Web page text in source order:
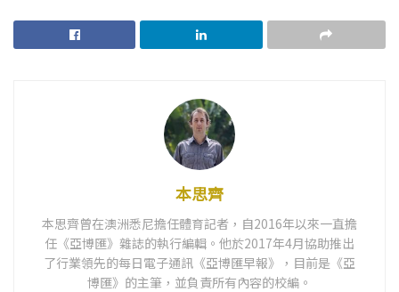
本思齊
本思齊曾在澳洲悉尼擔任體育記者，自2016年以來一直擔
任《亞博匯》雜誌的執行編輯。他於2017年4月協助推出
了行業領先的每日電子通訊《亞博匯早報》，目前是《亞
博匯》的主筆，並負責所有內容的校編。